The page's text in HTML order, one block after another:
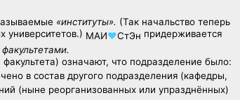
«институты». (Так начальство теперь
МАИ♥СтЭн придерживается
факультетами.
означают, что подразделение было:
в состав другого подразделения (кафедры,
(ныне реорганизованных или упразднённых)